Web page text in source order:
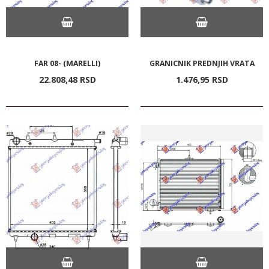
FAR 08- (MARELLI)
22.808,48 RSD
GRANICNIK PREDNJIH VRATA
1.476,95 RSD